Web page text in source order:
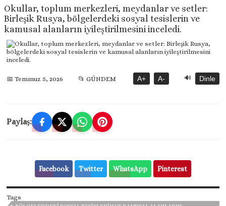
Okullar, toplum merkezleri, meydanlar ve setler:
Birleşik Rusya, bölgelerdeki sosyal tesislerin ve
kamusal alanların iyileştirilmesini inceledi.
📅 Temmuz 5, 2026 📂 GÜNDEM A+ A- 🔊 Dinle
Paylaş:
Facebook Twitter WhatsApp Pinterest
Tags